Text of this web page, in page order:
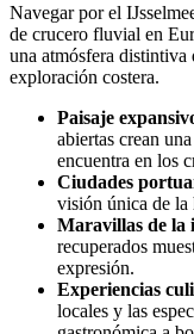
Navegar por el
de crucero fluvial en
una atmósfera
exploración costera.
Paisaje
abiertas crean
encuentra en los
Ciudades
visión única de la
Maravillas de la
recuperados
expresión.
Experiencias
locales y las